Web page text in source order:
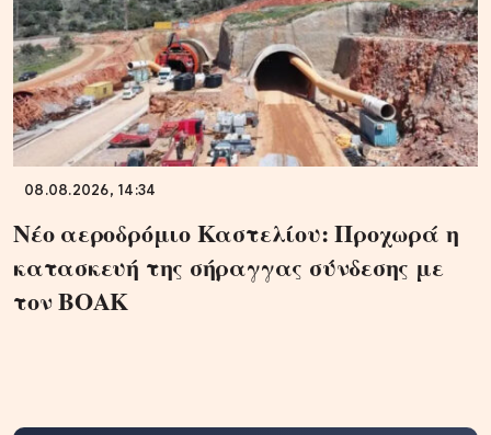
08.08.2026, 14:34
Νέο αεροδρόμιο Καστελίου: Προχωρά η
κατασκευή της σήραγγας σύνδεσης με
τον ΒΟΑΚ